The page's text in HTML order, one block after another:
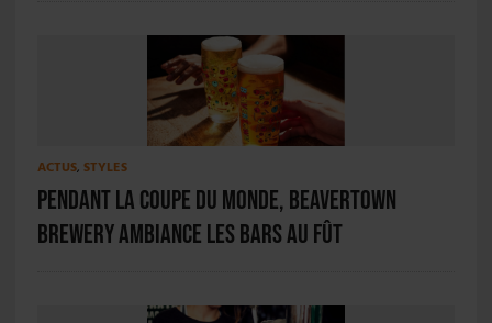
ACTUS, STYLES
Pendant la Coupe du Monde, Beavertown
Brewery ambiance les bars Au Fût